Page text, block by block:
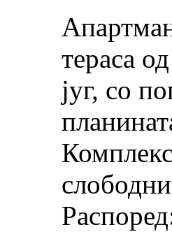
тераса
југ, со